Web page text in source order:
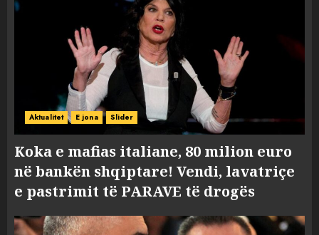
Aktualitet E jona Slider
Koka e mafias italiane, 80 milion euro
në bankën shqiptare! Vendi, lavatriçe
e pastrimit të PARAVE të drogës